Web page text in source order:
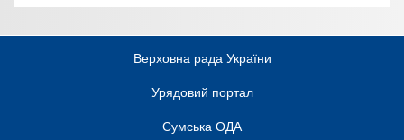
Верховна рада України
Урядовий портал
Сумська ОДА